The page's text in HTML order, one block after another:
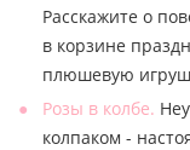
Расскажите о
в корзине
плюшевую
Розы в колбе.
колпаком -